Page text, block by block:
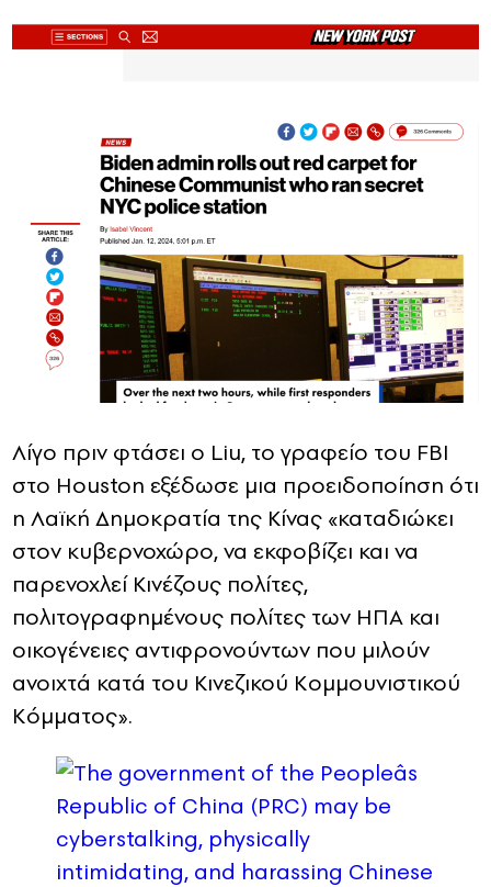
Λίγο πριν φτάσει ο Liu, το γραφείο του FBI
στο Houston εξέδωσε μια προειδοποίηση ότι
η Λαϊκή Δημοκρατία της Κίνας «καταδιώκει
στον κυβερνοχώρο, να εκφοβίζει και να
παρενοχλεί Κινέζους πολίτες,
πολιτογραφημένους πολίτες των ΗΠΑ και
οικογένειες αντιφρονούντων που μιλούν
ανοιχτά κατά του Κινεζικού Κομμουνιστικού
Κόμματος».